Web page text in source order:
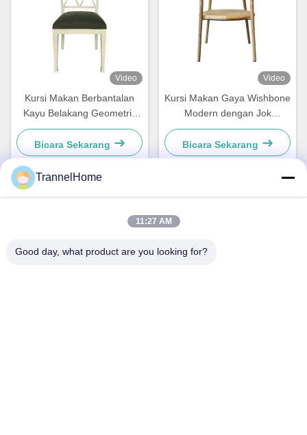
Video
Kursi Makan Berbantalan
Kayu Belakang Geometris
Tahan Kelembaban Bergaya
Bicara Sekarang
Video
Kursi Makan Gaya Wishbone
Modern dengan Jok
Anyaman dan Sandaran
Kulit
Bicara Sekarang
Alamat
TrannelHome
11:27 AM
Good day, what product are you looking for?